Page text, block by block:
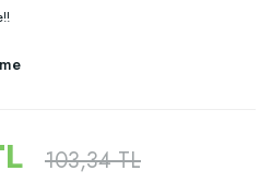
103,34 TL